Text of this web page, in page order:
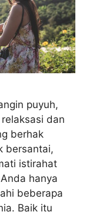
puyuh,
dan
berhak
bersantai,
istirahat
hanya
beberapa
Baik itu